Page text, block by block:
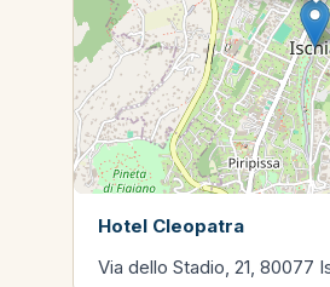
Hotel Cleopatra
Via dello Stadio, 21, 80077